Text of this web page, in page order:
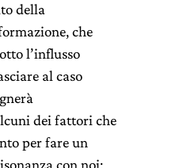
della
che
l’influsso
al caso
dei fattori che
per fare un
con noi: